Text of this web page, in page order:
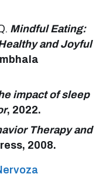
Mindful Eating:
and Joyful
impact of sleep
, 2022.
Therapy and
2008.